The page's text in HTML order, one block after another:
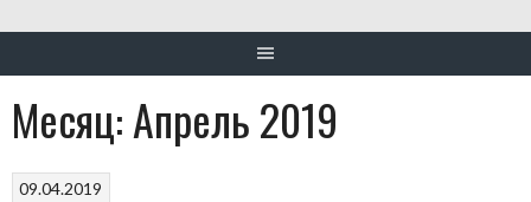
Месяц:Апрель 2019
09.04.2019